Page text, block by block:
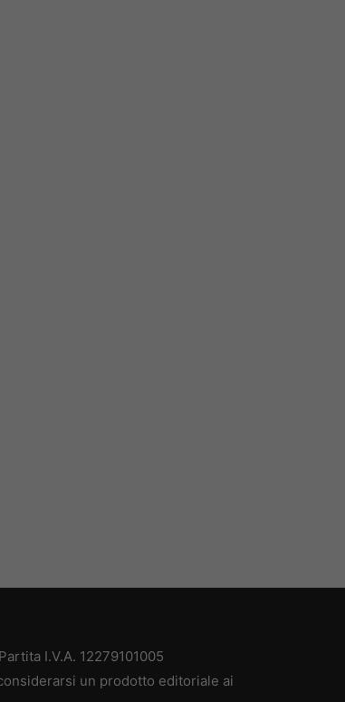
I.V.A. 12279101005
un prodotto editoriale ai